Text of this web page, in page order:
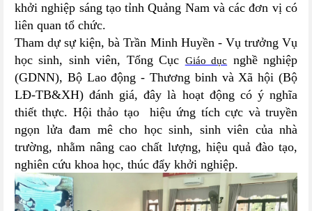
khởi nghiệp sáng tạo tỉnh Quảng Nam và các đơn vị có
liên quan tổ chức.
Tham dự sự kiện, bà Trần Minh Huyền - Vụ trưởng Vụ
học sinh, sinh viên, Tổng Cục Giáo dục
nghề nghiệp
(GDNN), Bộ Lao động - Thương binh và Xã hội (Bộ
LĐ-TB&XH) đánh giá, đây là hoạt động có ý nghĩa
thiết thực. Hội thảo tạo hiệu ứng tích cực và truyền
ngọn lửa đam mê cho học sinh, sinh viên của nhà
trường, nhằm nâng cao chất lượng, hiệu quả đào tạo,
nghiên cứu khoa học, thúc đẩy khởi nghiệp.